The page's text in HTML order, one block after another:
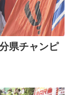
県チャンピ